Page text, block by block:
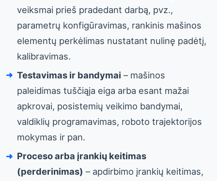
veiksmai prieš pradedant darbą, pvz.,
parametrų konfigūravimas, rankinis mašinos
elementų perkėlimas nustatant nulinę padėtį,
kalibravimas.
Testavimas ir bandymai – mašinos
paleidimas tuščiąja eiga arba esant mažai
apkrovai, posistemių veikimo bandymai,
valdiklių programavimas, roboto trajektorijos
mokymas ir pan.
Proceso arba įrankių keitimas
(perderinimas) – apdirbimo įrankių keitimas,